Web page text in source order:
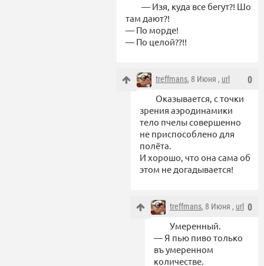
— Изя, куда все бегут?! Шо
там дают?!
— По морде!
— По целой??!!
0
treffmans, 8 Июня , url
Оказывается, с точки
зрения аэродинамики
тело пчелы совершенно
не приспособлено для
полёта.
И хорошо, что она сама об
этом не догадывается!
0
treffmans, 8 Июня , url
Умеренный.
— Я пью пиво только
въ умеренном
количестве.